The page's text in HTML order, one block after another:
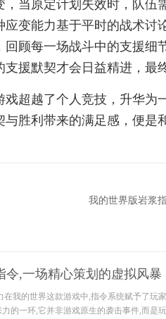
当原定计划失效时，队伍
变能力基于平时的战术讨
顾每一场战斗中的支援细
援默契才会日益精进，最
超越了个人竞技，升华为
胜利带来的满足感，便是
我的世界版岩浆
令,一场精心策划的虚拟风暴
在我的世界这款游戏中,指令系统赋予了玩
的一环,它并非游戏原生的袭击事件,而是